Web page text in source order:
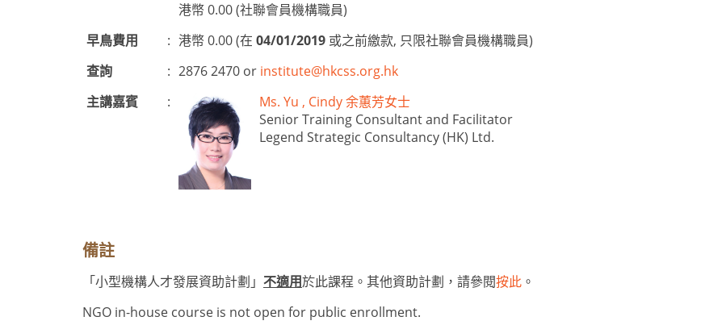
港幣 0.00 (社聯會員機構職員)
早鳥費用
: 港幣 0.00 (在 04/01/2019 或之前繳款, 只限社聯會員機構職員)
查詢
: 2876 2470 or institute@hkcss.org.hk
主講嘉賓
:
Ms. Yu , Cindy 余蕙芳女士
Senior Training Consultant and Facilitator
Legend Strategic Consultancy (HK) Ltd.
備註
「小型機構人才發展資助計劃」 不適用於此課程。其他資助計劃，請參閱按此 。
NGO in-house course is not open for public enrollment.